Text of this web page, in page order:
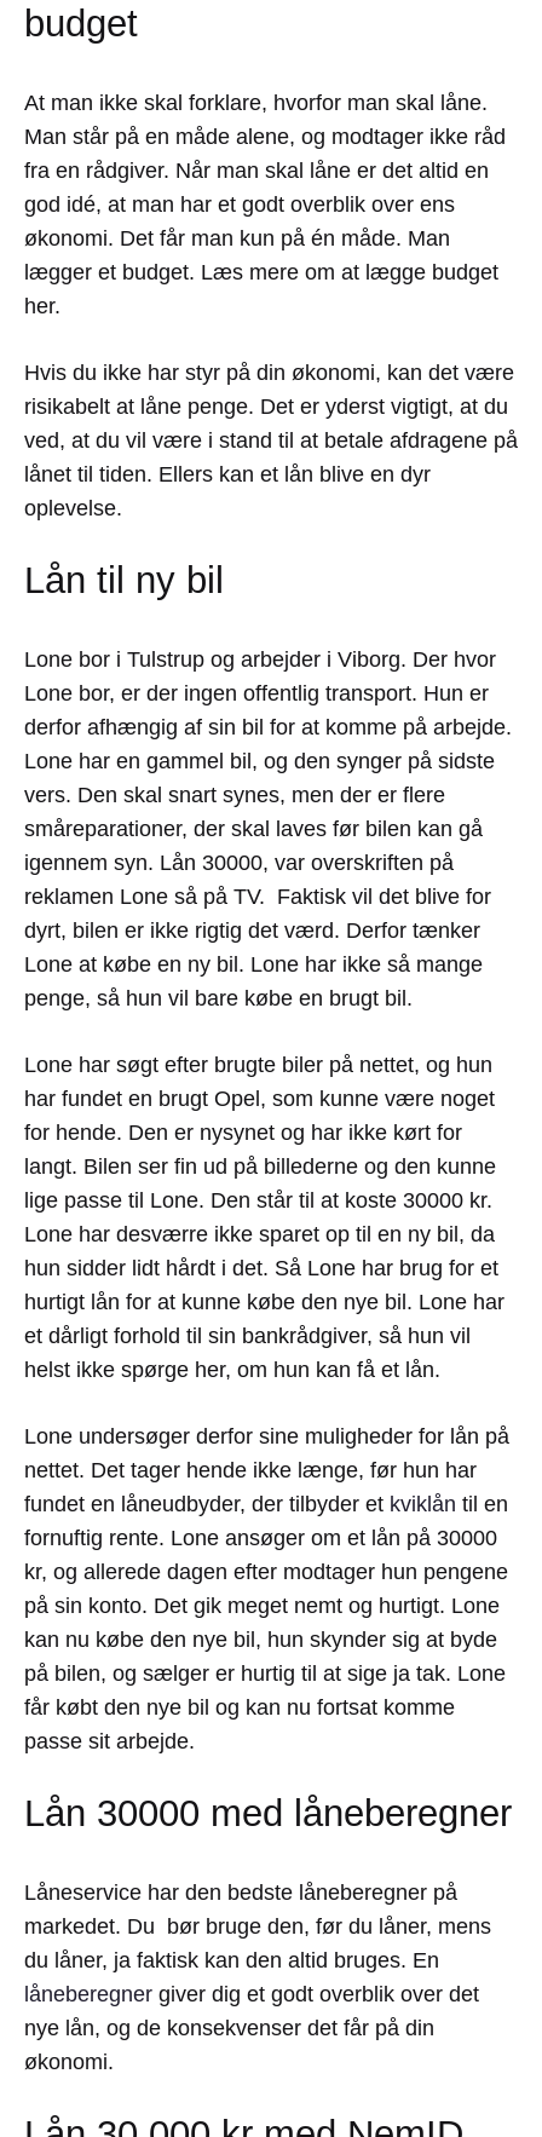
budget
At man ikke skal forklare, hvorfor man skal låne.
Man står på en måde alene, og modtager ikke råd
fra en rådgiver. Når man skal låne er det altid en
god idé, at man har et godt overblik over ens
økonomi. Det får man kun på én måde. Man
lægger et budget. Læs mere om at lægge budget
her.
Hvis du ikke har styr på din økonomi, kan det være
risikabelt at låne penge. Det er yderst vigtigt, at du
ved, at du vil være i stand til at betale afdragene på
lånet til tiden. Ellers kan et lån blive en dyr
oplevelse.
Lån til ny bil
Lone bor i Tulstrup og arbejder i Viborg. Der hvor
Lone bor, er der ingen offentlig transport. Hun er
derfor afhængig af sin bil for at komme på arbejde.
Lone har en gammel bil, og den synger på sidste
vers. Den skal snart synes, men der er flere
småreparationer, der skal laves før bilen kan gå
igennem syn. Lån 30000, var overskriften på
reklamen Lone så på TV. Faktisk vil det blive for
dyrt, bilen er ikke rigtig det værd. Derfor tænker
Lone at købe en ny bil. Lone har ikke så mange
penge, så hun vil bare købe en brugt bil.
Lone har søgt efter brugte biler på nettet, og hun
har fundet en brugt Opel, som kunne være noget
for hende. Den er nysynet og har ikke kørt for
langt. Bilen ser fin ud på billederne og den kunne
lige passe til Lone. Den står til at koste 30000 kr.
Lone har desværre ikke sparet op til en ny bil, da
hun sidder lidt hårdt i det. Så Lone har brug for et
hurtigt lån for at kunne købe den nye bil. Lone har
et dårligt forhold til sin bankrådgiver, så hun vil
helst ikke spørge her, om hun kan få et lån.
Lone undersøger derfor sine muligheder for lån på
nettet. Det tager hende ikke længe, før hun har
fundet en låneudbyder, der tilbyder et kviklån til en
fornuftig rente. Lone ansøger om et lån på 30000
kr, og allerede dagen efter modtager hun pengene
på sin konto. Det gik meget nemt og hurtigt. Lone
kan nu købe den nye bil, hun skynder sig at byde
på bilen, og sælger er hurtig til at sige ja tak. Lone
får købt den nye bil og kan nu fortsat komme
passe sit arbejde.
Lån 30000 med låneberegner
Låneservice har den bedste låneberegner på
markedet. Du bør bruge den, før du låner, mens
du låner, ja faktisk kan den altid bruges. En
låneberegner giver dig et godt overblik over det
nye lån, og de konsekvenser det får på din
økonomi.